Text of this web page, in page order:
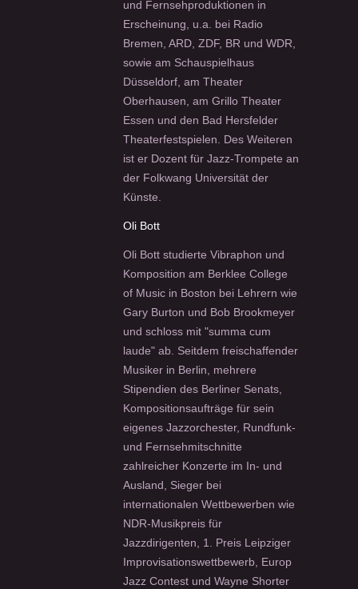
und Fernsehproduktionen in
Erscheinung, u.a. bei Radio
Bremen, ARD, ZDF, BR und WDR,
sowie am Schauspielhaus
Düsseldorf, am Theater
Oberhausen, am Grillo Theater
Essen und den Bad Hersfelder
Theaterfestspielen. Des Weiteren
ist er Dozent für Jazz-Trompete an
der Folkwang Universität der
Künste.
Oli Bott
Oli Bott studierte Vibraphon und
Komposition am Berklee College
of Music in Boston bei Lehrern wie
Gary Burton und Bob Brookmeyer
und schloss mit "summa cum
laude" ab. Seitdem freischaffender
Musiker in Berlin, mehrere
Stipendien des Berliner Senats,
Kompositionsaufträge für sein
eigenes Jazzorchester, Rundfunk-
und Fernsehmitschnitte
zahlreicher Konzerte im In- und
Ausland, Sieger bei
internationalen Wettbewerben wie
NDR-Musikpreis für
Jazzdirigenten, 1. Preis Leipziger
Improvisationswettbewerb, Europ
Jazz Contest und Wayne Shorter